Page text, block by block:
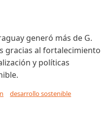
generó más de G.
gracias al fortalecimiento
y políticas
desarrollo sostenible